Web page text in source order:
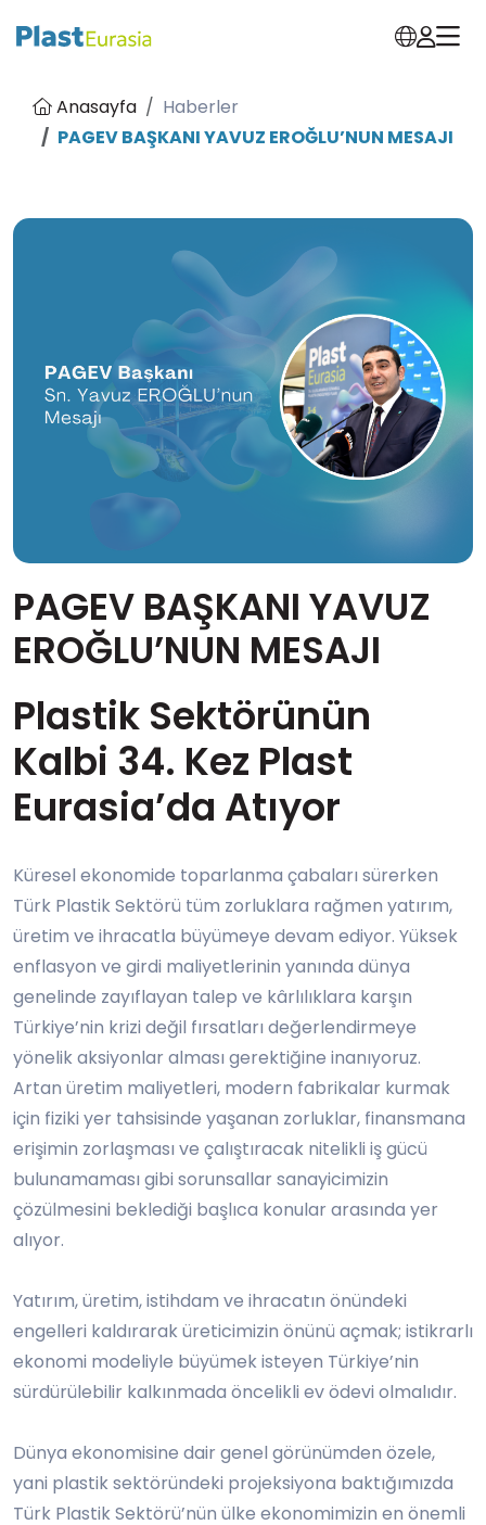
Anasayfa
Haberler
PAGEV BAŞKANI YAVUZ EROĞLU’NUN MESAJI
PAGEV BAŞKANI YAVUZ
EROĞLU’NUN MESAJI
Plastik Sektörünün
Kalbi 34. Kez Plast
Eurasia’da Atıyor
Küresel ekonomide toparlanma çabaları sürerken
Türk Plastik Sektörü tüm zorluklara rağmen yatırım,
üretim ve ihracatla büyümeye devam ediyor. Yüksek
enflasyon ve girdi maliyetlerinin yanında dünya
genelinde zayıflayan talep ve kârlılıklara karşın
Türkiye’nin krizi değil fırsatları değerlendirmeye
yönelik aksiyonlar alması gerektiğine inanıyoruz.
Artan üretim maliyetleri, modern fabrikalar kurmak
için fiziki yer tahsisinde yaşanan zorluklar, finansmana
erişimin zorlaşması ve çalıştıracak nitelikli iş gücü
bulunamaması gibi sorunsallar sanayicimizin
çözülmesini beklediği başlıca konular arasında yer
alıyor.
Yatırım, üretim, istihdam ve ihracatın önündeki
engelleri kaldırarak üreticimizin önünü açmak; istikrarlı
ekonomi modeliyle büyümek isteyen Türkiye’nin
sürdürülebilir kalkınmada öncelikli ev ödevi olmalıdır.
Dünya ekonomisine dair genel görünümden özele,
yani plastik sektöründeki projeksiyona baktığımızda
Türk Plastik Sektörü’nün ülke ekonomimizin en önemli